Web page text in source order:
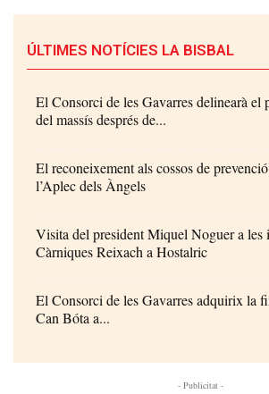
ÚLTIMES NOTÍCIES LA BISBAL
El Consorci de les Gavarres delinearà el
del massís després de...
El reconeixement als cossos de
l’Aplec dels Àngels
Visita del president Miquel Noguer a les
Càrniques Reixach a Hostalric
El Consorci de les Gavarres adquirix la
Can Bóta a...
- Publicitat -